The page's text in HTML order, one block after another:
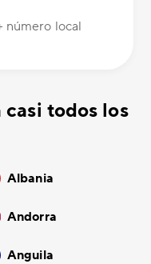
número local
todos los
Albania
Andorra
Anguila